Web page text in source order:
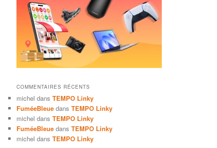
COMMENTAIRES RÉCENTS
michel dansTEMPO Linky
FuméeBleue dansTEMPO Linky
michel dansTEMPO Linky
FuméeBleue dansTEMPO Linky
michel dansTEMPO Linky